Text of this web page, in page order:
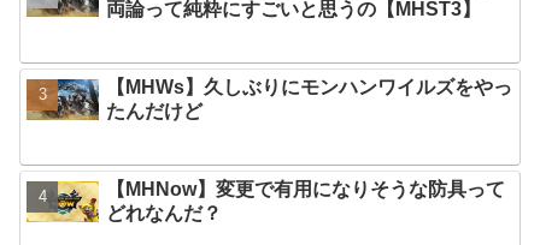
両論って純粋にすごいと思うの【MHST3】
【MHWs】久しぶりにモンハンワイルズをやっ
たんだけど
【MHNow】変更で有用になりそうな防具って
どれなんだ？